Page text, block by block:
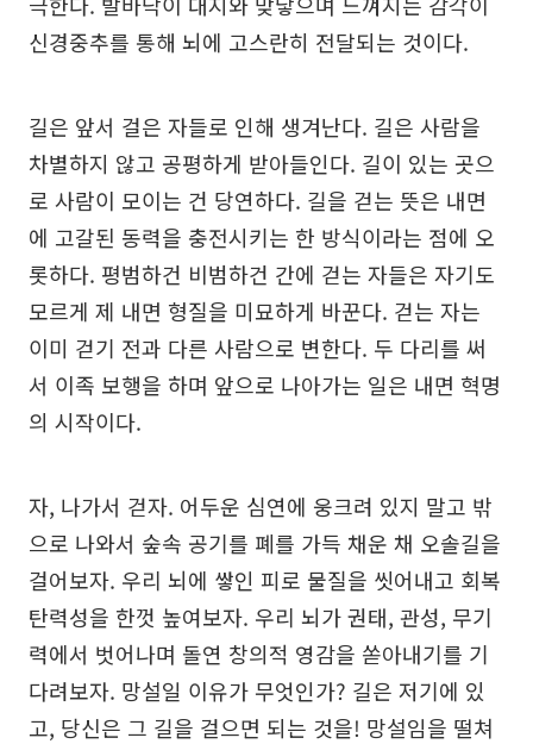
신경중추를 통해 뇌에 고스란히 전달되는 것이다.
길은 앞서 걸은 자들로 인해 생겨난다. 길은 사람을
차별하지 않고 공평하게 받아들인다. 길이 있는 곳으
로 사람이 모이는 건 당연하다. 길을 걷는 뜻은 내면
에 고갈된 동력을 충전시키는 한 방식이라는 점에 오
롯하다. 평범하건 비범하건 간에 걷는 자들은 자기도
모르게 제 내면 형질을 미묘하게 바꾼다. 걷는 자는
이미 걷기 전과 다른 사람으로 변한다. 두 다리를 써
서 이족 보행을 하며 앞으로 나아가는 일은 내면 혁명
의 시작이다.
자, 나가서 걷자. 어두운 심연에 웅크려 있지 말고 밖
으로 나와서 숲속 공기를 폐를 가득 채운 채 오솔길을
걸어보자. 우리 뇌에 쌓인 피로 물질을 씻어내고 회복
탄력성을 한껏 높여보자. 우리 뇌가 권태, 관성, 무기
력에서 벗어나며 돌연 창의적 영감을 쏟아내기를 기
다려보자. 망설일 이유가 무엇인가? 길은 저기에 있
고, 당신은 그 길을 걸으면 되는 것을! 망설임을 떨쳐